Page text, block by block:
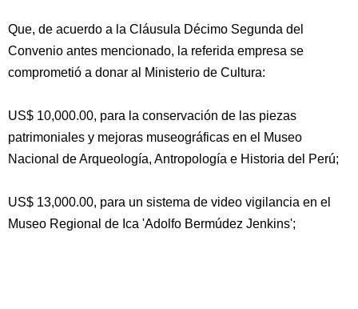
Que, de acuerdo a la Cláusula Décimo Segunda del
Convenio antes mencionado, la referida empresa se
comprometió a donar al Ministerio de Cultura:
US$ 10,000.00, para la conservación de las piezas
patrimoniales y mejoras museográficas en el Museo
Nacional de Arqueología, Antropología e Historia del Perú;
US$ 13,000.00, para un sistema de video vigilancia en el
Museo Regional de Ica 'Adolfo Bermúdez Jenkins';